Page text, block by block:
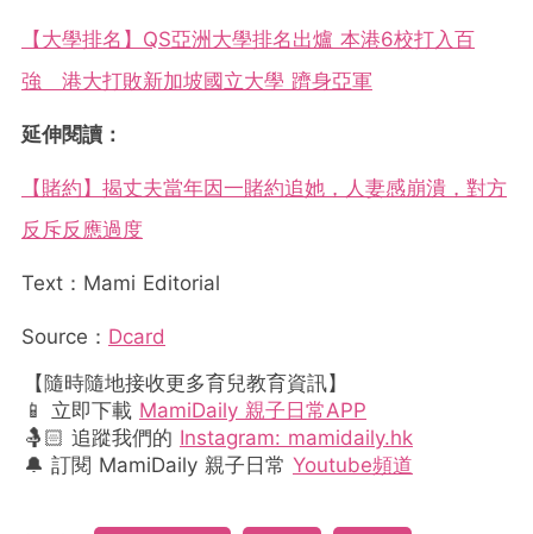
【大學排名】QS亞洲大學排名出爐 本港6校打入百
強 港大打敗新加坡國立大學 躋身亞軍
延伸閱讀：
【賭約】揭丈夫當年因一賭約追她，人妻感崩潰，對方
反斥反應過度
Text：Mami Editorial
Source： Dcard
【隨時隨地接收更多育兒教育資訊】
📱 立即下載 MamiDaily 親子日常APP
🤱🏻 追蹤我們的 Instagram: mamidaily.hk
🔔 訂閱 MamiDaily 親子日常 Youtube頻道